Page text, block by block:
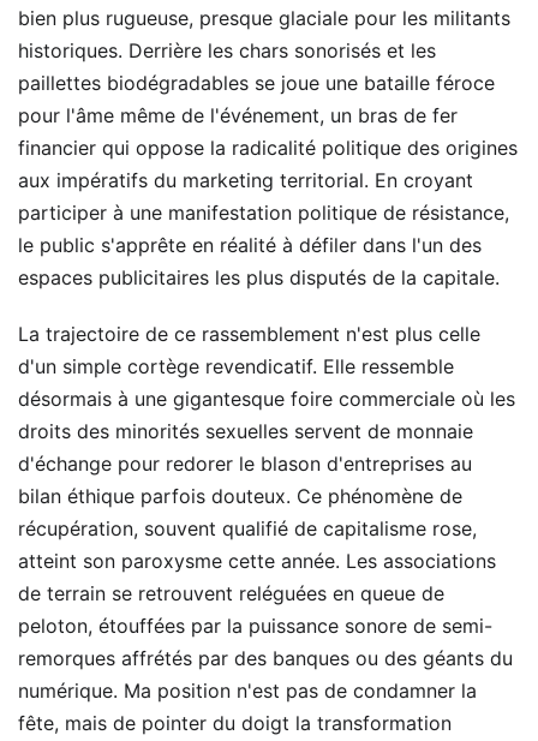
bien plus rugueuse, presque glaciale pour les militants
historiques. Derrière les chars sonorisés et les
paillettes biodégradables se joue une bataille féroce
pour l'âme même de l'événement, un bras de fer
financier qui oppose la radicalité politique des origines
aux impératifs du marketing territorial. En croyant
participer à une manifestation politique de résistance,
le public s'apprête en réalité à défiler dans l'un des
espaces publicitaires les plus disputés de la capitale.
La trajectoire de ce rassemblement n'est plus celle
d'un simple cortège revendicatif. Elle ressemble
désormais à une gigantesque foire commerciale où les
droits des minorités sexuelles servent de monnaie
d'échange pour redorer le blason d'entreprises au
bilan éthique parfois douteux. Ce phénomène de
récupération, souvent qualifié de capitalisme rose,
atteint son paroxysme cette année. Les associations
de terrain se retrouvent reléguées en queue de
peloton, étouffées par la puissance sonore de semi-
remorques affrétés par des banques ou des géants du
numérique. Ma position n'est pas de condamner la
fête, mais de pointer du doigt la transformation